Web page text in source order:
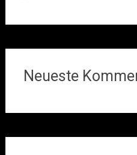
Neueste